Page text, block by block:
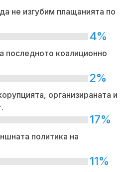
не изгубим плащанията по
4%
последното коалиционно
2%
организираната и
17%
политика на
11%